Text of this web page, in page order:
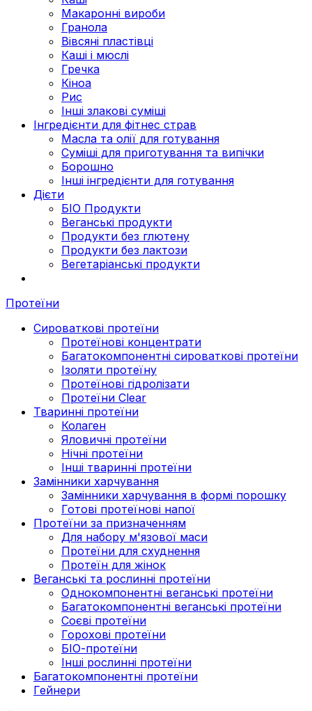
Макаронні вироби
Гранола
Вівсяні пластівці
Каші і мюслі
Гречка
Кіноа
Рис
Інші злакові суміші
Інгредієнти для фітнес страв
Масла та олії для готування
Суміші для приготування та випічки
Борошно
Інші інгредієнти для готування
Дієти
БІО Продукти
Веганські продукти
Продукти без глютену
Продукти без лактози
Вегетаріанські продукти
Протеїни
Сироваткові протеїни
Протеїнові концентрати
Багатокомпонентні сироваткові протеїни
Ізоляти протеїну
Протеїнові гідролізати
Протеїни Clear
Тваринні протеїни
Колаген
Яловичні протеїни
Нічні протеїни
Інші тваринні протеїни
Замінники харчування
Замінники харчування в формі порошку
Готові протеїнові напої
Протеїни за призначенням
Для набору м'язової маси
Протеїни для схуднення
Протеїн для жінок
Веганські та рослинні протеїни
Однокомпонентні веганські протеїни
Багатокомпонентні веганські протеїни
Cоєві протеїни
Горохові протеїни
БІО-протеїни
Інші рослинні протеїни
Багатокомпонентні протеїни
Гейнери